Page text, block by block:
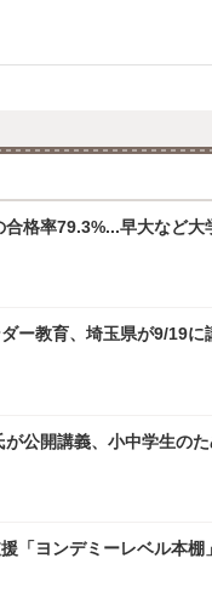
格率79.3%...早大など大
ー教育、埼玉県が9/19に
が公開講義、小中学生の
「ヨンデミーレベル本棚